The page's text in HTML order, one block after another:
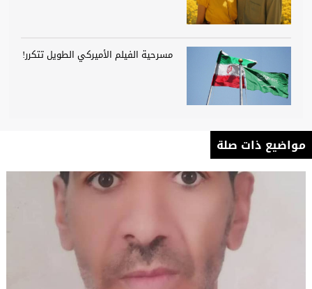
مسرحية الفيلم الأميركي الطويل تتكرر!
مواضيع ذات صلة